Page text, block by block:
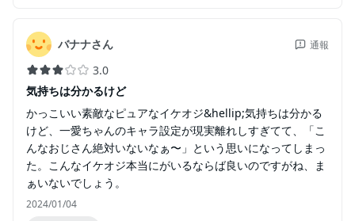
バナナさん 通報
3.0
気持ちは分かるけど
かっこいい素敵なピュアなイケオジ&hellip;気持ちは分かる
けど、一愛ちゃんのキャラ設定が現実離れしすぎてて、「こ
んなおじさん絶対いないなぁ〜」という思いになってしまっ
た。こんなイケオジ本当にがいるならば良いのですがね、ま
ぁいないでしょう。
2024/01/04